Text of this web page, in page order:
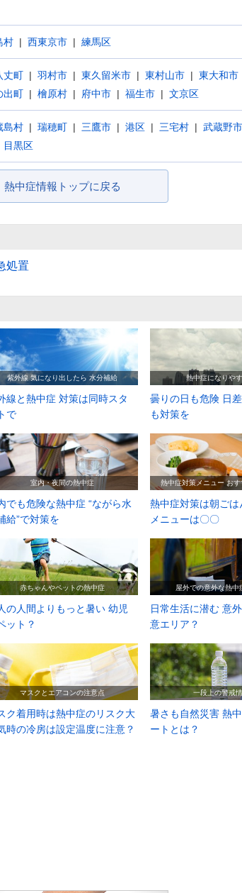
村 西東京市 練馬区
丈町 羽村市 東久留米市 東村山市
東大和市
出町 檜原村 府中市 福生市 文京区
島村 瑞穂町 三鷹市 港区 三宅村
武蔵野市
目黒区
熱中症情報トップに戻る
処置
線と熱中症 対策は同時スタ
で
紫外線 気になり出したら 水分補給
曇りの日も危険 日
も対策を
熱中症になりや
でも危険な熱中症 “ながら水
給”で対策を
室内・夜間の熱中症
熱中症対策は朝ごは
メニューは〇〇
熱中症対策メニュー お
の人間よりもっと暑い 幼児
ット？
赤ちゃんやペットの熱中症
日常生活に潜む 意
意エリア？
屋外での意外な熱中
ク着用時は熱中症のリスク大
時の冷房は設定温度に注意？
マスクとエアコンの注意点
暑さも自然災害 熱
ートとは？
一段上の警戒